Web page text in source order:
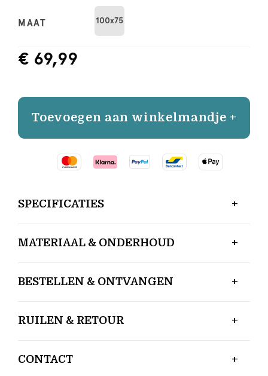
MAAT 100x75
€ 69,99
Toevoegen aan winkelmandje +
SPECIFICATIES
MATERIAAL & ONDERHOUD
BESTELLEN & ONTVANGEN
RUILEN & RETOUR
CONTACT